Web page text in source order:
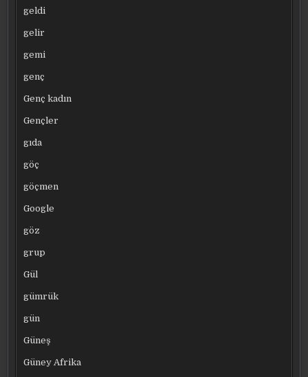
geldi
gelir
gemi
genç
Genç kadın
Gençler
gıda
göç
göçmen
Google
göz
grup
Gül
gümrük
gün
Güneş
Güney Afrika